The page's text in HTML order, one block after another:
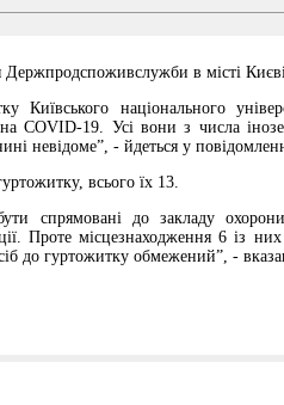
в місті Києві.
національного
COVID-19. Усі вони з числа
невідоме”, - йдеться у
всього їх 13.
спрямовані до закладу
Проте місцезнаходження 6 із
до гуртожитку обмежений”, -